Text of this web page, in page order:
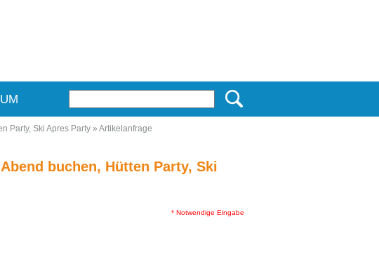
Party, Ski Apres Party » Artikelanfrage
buchen, Hütten Party, Ski
* Notwendige Eingabe